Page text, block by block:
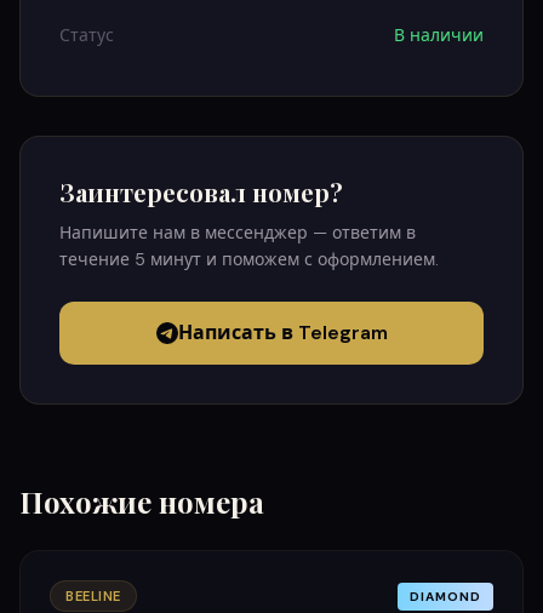
Статус В наличии
Заинтересовал номер?
Напишите нам в мессенджер — ответим в
течение 5 минут и поможем с оформлением.
Написать в Telegram
Похожие номера
BEELINE DIAMOND